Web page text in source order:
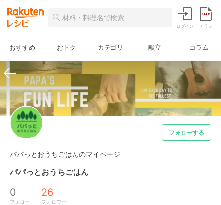
ログイン チラシ
おすすめ おトク カテゴリ 献立 コラム
フォローする
パパっとおうちごはんのマイページ
パパっとおうちごはん
0
フォロー
26
フォロワー